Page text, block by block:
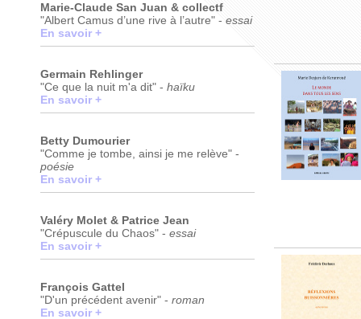
Marie-Claude San Juan & collectf
"Albert Camus d’une rive à l’autre" - essai
En savoir +
Germain Rehlinger
"Ce que la nuit m'a dit" - haïku
En savoir +
Betty Dumourier
"Comme je tombe, ainsi je me relève" -
poésie
En savoir +
Valéry Molet & Patrice Jean
"Crépuscule du Chaos" - essai
En savoir +
François Gattel
"D'un précédent avenir" - roman
En savoir +